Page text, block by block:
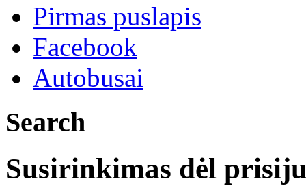
Pirmas puslapis
Facebook
Autobusai
Search
Susirinkimas dėl